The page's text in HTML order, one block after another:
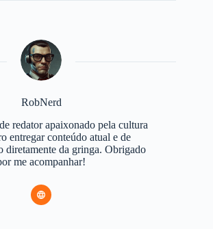
RobNerd
redator apaixonado pela cultura
entregar conteúdo atual e de
diretamente da gringa. Obrigado
me acompanhar!